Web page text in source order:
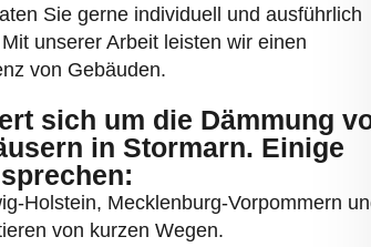
unserer Arbeit leisten wir einen
von Gebäuden.
in Stormarn. Einige
Holstein, Mecklenburg-Vorpommern und
von kurzen Wegen.
jedes Projekt einzeln.